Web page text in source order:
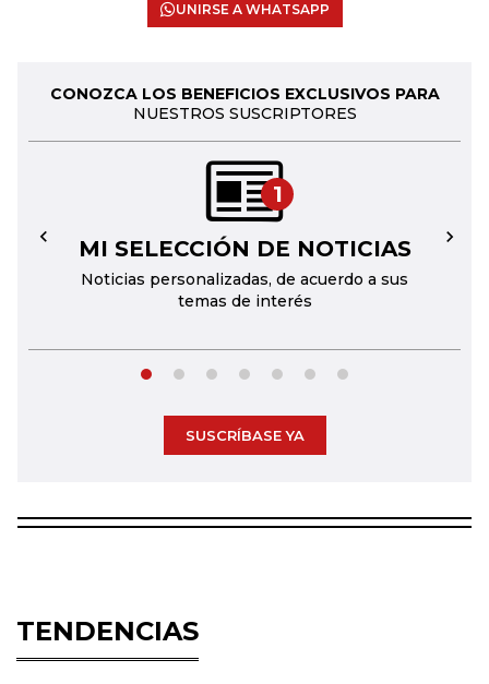
UNIRSE A WHATSAPP
CONOZCA LOS BENEFICIOS EXCLUSIVOS PARA
NUESTROS SUSCRIPTORES
1
MI SELECCIÓN DE NOTICIAS
Noticias personalizadas, de acuerdo a sus
temas de interés
← →
SUSCRÍBASE YA
TENDENCIAS